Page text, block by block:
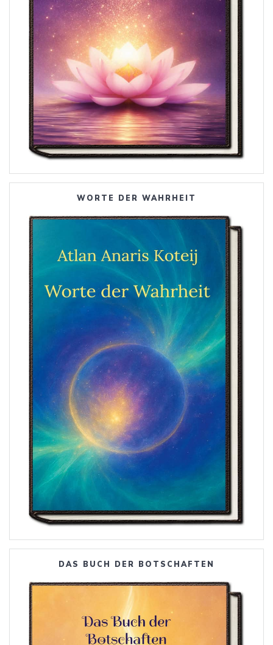
WORTE DER WAHRHEIT
DAS BUCH DER BOTSCHAFTEN